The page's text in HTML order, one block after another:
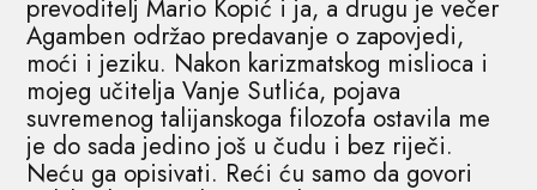
prevoditelj Mario Kopić i ja, a drugu je večer
Agamben održao predavanje o zapovjedi,
moći i jeziku. Nakon karizmatskog mislioca i
mojeg učitelja Vanje Sutlića, pojava
suvremenog talijanskoga filozofa ostavila me
je do sada jedino još u čudu i bez riječi.
Neću ga opisivati. Reći ću samo da govori